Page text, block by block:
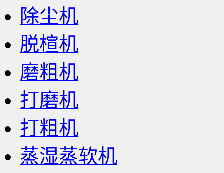
除尘机
脱楦机
磨粗机
打磨机
打粗机
蒸湿蒸软机